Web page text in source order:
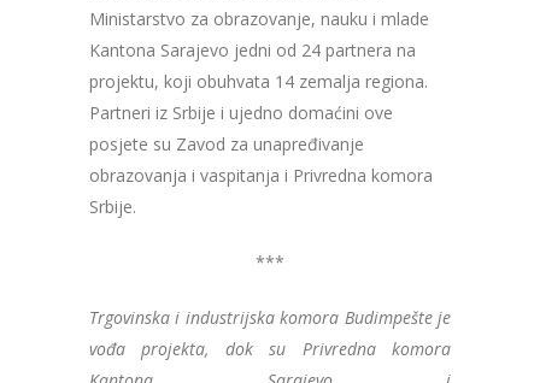
Ministarstvo za obrazovanje, nauku i mlade
Kantona Sarajevo jedni od 24 partnera na
projektu, koji obuhvata 14 zemalja regiona.
Partneri iz Srbije i ujedno domaćini ove
posjete su Zavod za unapređivanje
obrazovanja i vaspitanja i Privredna komora
Srbije.
***
Trgovinska i industrijska komora Budimpešte je
vođa projekta, dok su Privredna komora